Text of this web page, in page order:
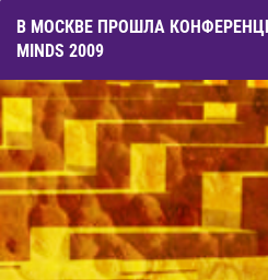
В МОСКВЕ ПРОШЛА КОНФЕРЕНЦИЯ
MINDS 2009